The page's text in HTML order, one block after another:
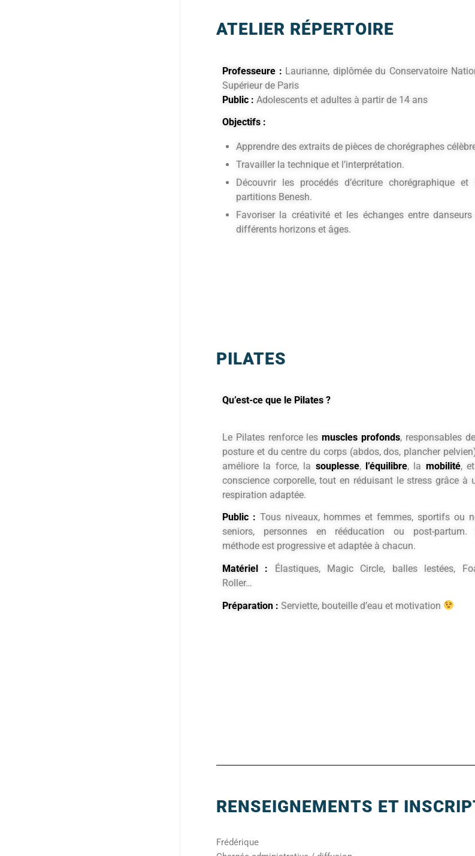
ATELIER RÉPERTOIRE
Professeure : Laurianne, diplômée du Conservatoire
Supérieur de Paris
Public : Adolescents et adultes à partir de 14 ans
Objectifs :
Apprendre des extraits de pièces de chorégraphes
Travailler la technique et l’interprétation.
Découvrir les procédés d’écriture chorégraphique et
partitions Benesh.
Favoriser la créativité et les échanges entre danseurs
différents horizons et âges.
PILATES
Qu’est-ce que le Pilates ?
Le Pilates renforce lesmuscles profonds, responsables
posture et du centre du corps (abdos, dos, plancher
améliore la force, la souplesse, l’équilibre, la mobilité,
conscience corporelle, tout en réduisant le stress grâce à
respiration adaptée.
Public : Tous niveaux, hommes et femmes, sportifs ou
seniors, personnes en rééducation ou post-partum.
méthode est progressive et adaptée à chacun.
Matériel : Élastiques, Magic Circle, balles lestées,
Roller…
Préparation : Serviette, bouteille d’eau et motivation
RENSEIGNEMENTS ET
Frédérique